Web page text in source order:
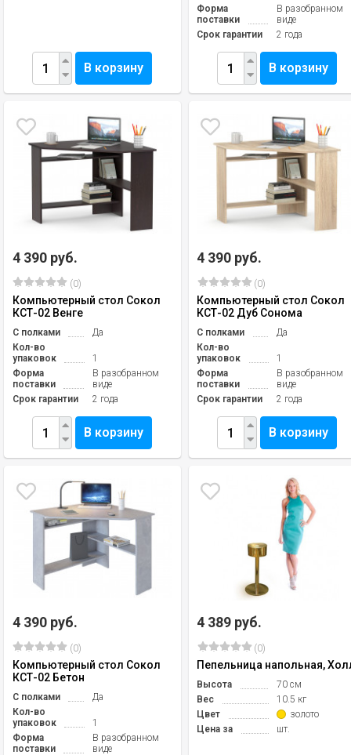
В корзину
Форма
поставки
В разобранном
виде
Срок гарантии
2 года
В корзину
4 390 руб.
(0)
Компьютерный стол Сокол
КСТ-02 Венге
С полками
Да
Кол-во
упаковок
1
Форма
поставки
В разобранном
виде
Срок гарантии
2 года
В корзину
4 390 руб.
(0)
Компьютерный стол Сокол
КСТ-02 Дуб Сонома
С полками
Да
Кол-во
упаковок
1
Форма
поставки
В разобранном
виде
Срок гарантии
2 года
В корзину
4 390 руб.
(0)
Компьютерный стол Сокол
КСТ-02 Бетон
С полками
Да
Кол-во
упаковок
1
Форма
поставки
В разобранном
виде
4 389 руб.
(0)
Пепельница напольная,
Высота
70 см
Вес
10.5 кг
Цвет
золото
Цена за
шт.